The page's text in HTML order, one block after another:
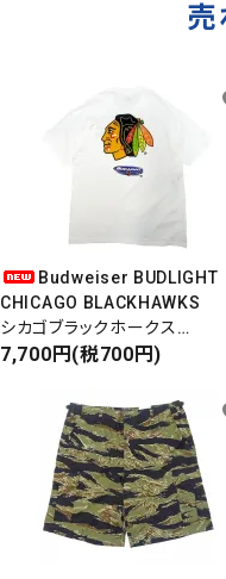
売
Budweiser BUDLIGHT
CHICAGO BLACKHAWKS
シカゴブラックホークス
半袖Tシャツ
7,700円(税700円)